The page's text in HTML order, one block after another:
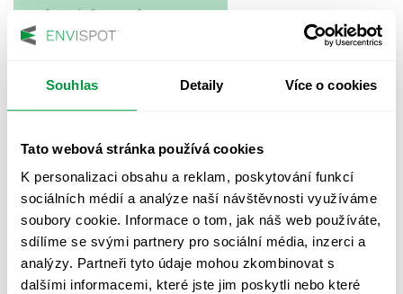
Souhlas Detaily Více o cookies
Tato webová stránka používá cookies
K personalizaci obsahu a reklam, poskytování funkcí
sociálních médií a analýze naší návštěvnosti využíváme
soubory cookie. Informace o tom, jak náš web používáte,
sdílíme se svými partnery pro sociální média, inzerci a
analýzy. Partneři tyto údaje mohou zkombinovat s
dalšími informacemi, které jste jim poskytli nebo které
OSVĚTLENÍ SPORTOVIŠŤ
PROTIPANICKÉ OSVĚTLENÍ
PROVOZNÍ DENÍK NOUZOVÉHO OSVĚTLENÍ
REVIZE NOUZOVÉHO OSVĚTLENÍ ŘÍZENÍ
UMĚLÉ OSVĚTLENÍ VEŘEJNÉ OSVĚTLENÍ
VÝPOČET OSVĚTLENÍ VÝPOČET ZASTÍNĚNÍ
VÝPOČTY A NÁVRHY ZASTÍNĚNÍ
ZKOUŠKY NOUZOVÉHO OSVĚTLENÍ